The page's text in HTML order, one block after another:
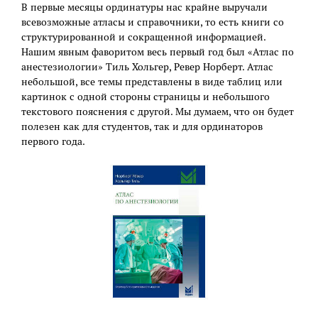
В первые месяцы ординатуры нас крайне выручали
всевозможные атласы и справочники, то есть книги со
структурированной и сокращенной информацией.
Нашим явным фаворитом весь первый год был «Атлас по
анестезиологии» Тиль Хольгер, Ревер Норберт. Атлас
небольшой, все темы представлены в виде таблиц или
картинок с одной стороны страницы и небольшого
текстового пояснения с другой. Мы думаем, что он будет
полезен как для студентов, так и для ординаторов
первого года.